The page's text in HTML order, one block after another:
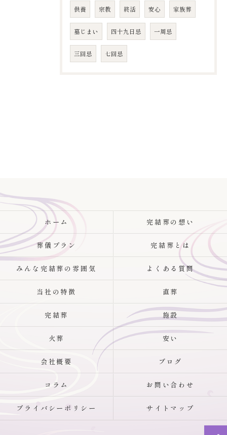
供養 宗教 終活 安心 家族葬
墓じまい 四十九日忌 ​一周忌
​三回忌 七回忌
ホーム 完結葬の想い
葬儀プラン 完結葬とは
みんな完結葬の雰囲気 よくある質問
当社の特徴 直葬
完結葬 施設
火葬 安い
会社概要 ブログ
コラム お問い合わせ
プライバシーポリシー サイトマップ